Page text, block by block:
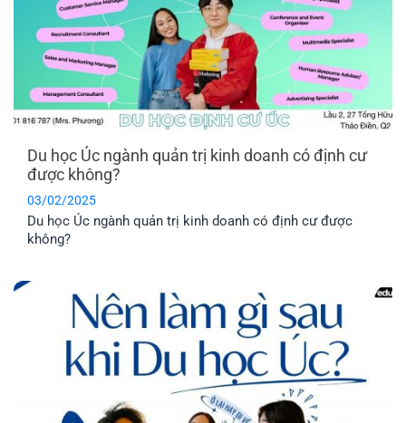
Du học Úc ngành quản trị kinh doanh có định cư
được không?
03/02/2025
Du học Úc ngành quản trị kinh doanh có định cư được
không?